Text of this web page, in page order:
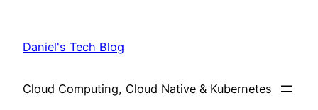
content
Daniel's Tech Blog
Cloud Computing, Cloud Native & Kubernetes